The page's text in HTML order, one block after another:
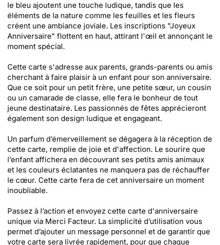
le bleu ajoutent une touche ludique, tandis que les
éléments de la nature comme les feuilles et les fleurs
créent une ambiance joviale. Les inscriptions "Joyeux
Anniversaire" flottent en haut, attirant l'œil et annonçant le
moment spécial.
Cette carte s'adresse aux parents, grands-parents ou amis
cherchant à faire plaisir à un enfant pour son anniversaire.
Que ce soit pour un petit frère, une petite sœur, un cousin
ou un camarade de classe, elle fera le bonheur de tout
jeune destinataire. Les passionnés de fêtes apprécieront
également son design ludique et engageant.
Un parfum d’émerveillement se dégagera à la réception de
cette carte, remplie de joie et d'affection. Le sourire que
l’enfant affichera en découvrant ses petits amis animaux
et les couleurs éclatantes ne manquera pas de réchauffer
le cœur. Cette carte fera de cet anniversaire un moment
inoubliable.
Passez à l’action et envoyez cette carte d'anniversaire
unique via Merci Facteur. La simplicité d’utilisation vous
permet d’ajouter un message personnel et de garantir que
votre carte sera livrée rapidement, pour que chaque